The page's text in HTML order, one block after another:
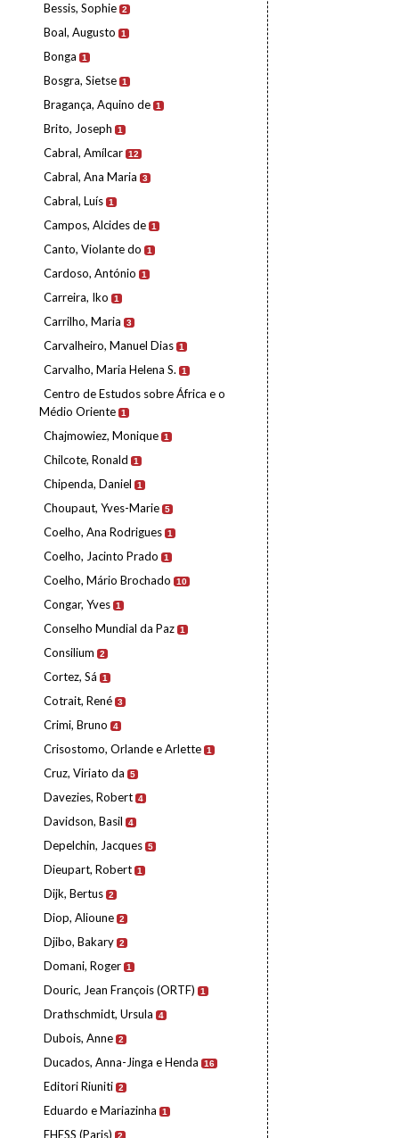
Bessis, Sophie 2
Boal, Augusto 1
Bonga 1
Bosgra, Sietse 1
Bragança, Aquino de 1
Brito, Joseph 1
Cabral, Amílcar 12
Cabral, Ana Maria 3
Cabral, Luís 1
Campos, Alcides de 1
Canto, Violante do 1
Cardoso, António 1
Carreira, Iko 1
Carrilho, Maria 3
Carvalheiro, Manuel Dias 1
Carvalho, Maria Helena S. 1
Centro de Estudos sobre África e o
Médio Oriente 1
Chajmowiez, Monique 1
Chilcote, Ronald 1
Chipenda, Daniel 1
Choupaut, Yves-Marie 5
Coelho, Ana Rodrigues 1
Coelho, Jacinto Prado 1
Coelho, Mário Brochado 10
Congar, Yves 1
Conselho Mundial da Paz 1
Consilium 2
Cortez, Sá 1
Cotrait, René 3
Crimi, Bruno 4
Crisostomo, Orlande e Arlette 1
Cruz, Viriato da 5
Davezies, Robert 4
Davidson, Basil 4
Depelchin, Jacques 5
Dieupart, Robert 1
Dijk, Bertus 2
Diop, Alioune 2
Djibo, Bakary 2
Domani, Roger 1
Douric, Jean François (ORTF) 1
Drathschmidt, Ursula 4
Dubois, Anne 2
Ducados, Anna-Jinga e Henda 16
Editori Riuniti 2
Eduardo e Mariazinha 1
EHESS (Paris) 2